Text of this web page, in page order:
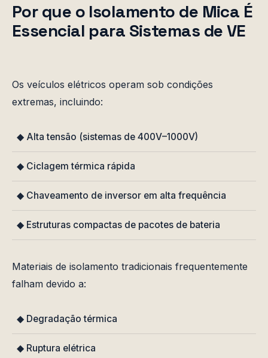
Por que o Isolamento de Mica É
Essencial para Sistemas de VE
Os veículos elétricos operam sob condições
extremas, incluindo:
◆ Alta tensão (sistemas de 400V–1000V)
◆ Ciclagem térmica rápida
◆ Chaveamento de inversor em alta frequência
◆ Estruturas compactas de pacotes de bateria
Materiais de isolamento tradicionais frequentemente
falham devido a:
◆ Degradação térmica
◆ Ruptura elétrica